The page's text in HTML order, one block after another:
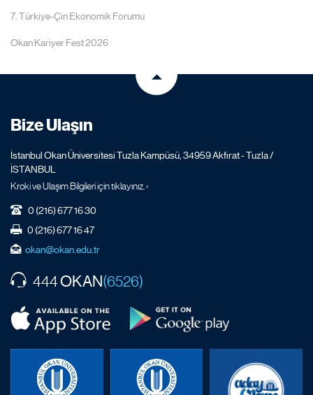
7. Türkiye-Çin Ekonomik Forumu
Okan Kariyer Fest 2026
Bize Ulaşın
İstanbul Okan Üniversitesi Tuzla Kampüsü, 34959 Akfırat - Tuzla /
İSTANBUL
Kroki ve Ulaşım Bilgileri için tıklayınız. ›
0 (216) 677 16 30
0 (216) 677 16 47
okan@okan.edu.tr
444OKAN(6526)